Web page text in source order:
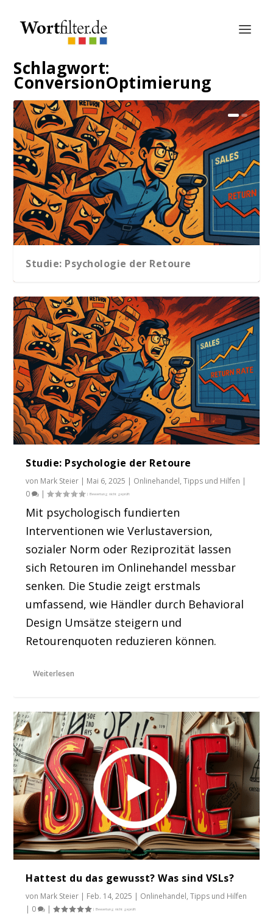
Schlagwort:
ConversionOptimierung
Studie: Psychologie der Retoure
Hattest du das gewusst? Was sind VSLs?
Studie: Psychologie der Retoure
von Mark Steier | Mai 6, 2025 | Onlinehandel,Tipps und Hilfen |
0
|
Mit psychologisch fundierten
Interventionen wie Verlustaversion,
sozialer Norm oder Reziprozität lassen
sich Retouren im Onlinehandel messbar
senken. Die Studie zeigt erstmals
umfassend, wie Händler durch Behavioral
Design Umsätze steigern und
Retourenquoten reduzieren können.
Weiterlesen
Hattest du das gewusst? Was sind VSLs?
von Mark Steier | Feb. 14, 2025 | Onlinehandel,Tipps und Hilfen
| 0 |